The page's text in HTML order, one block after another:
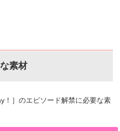
素材
！］のエピソード解禁に必要な素